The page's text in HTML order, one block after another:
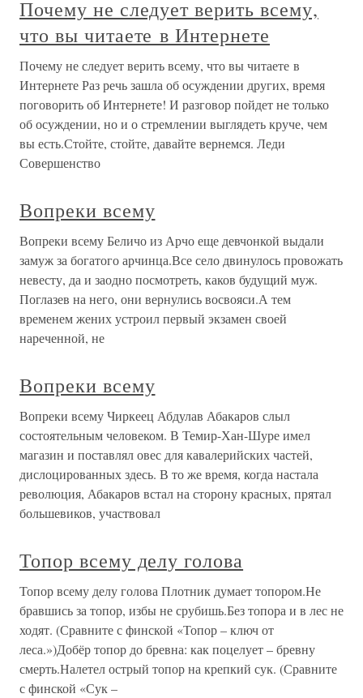
Почему не следует верить всему,
что вы читаете в Интернете
Почему не следует верить всему, что вы читаете в
Интернете Раз речь зашла об осуждении других, время
поговорить об Интернете! И разговор пойдет не только
об осуждении, но и о стремлении выглядеть круче, чем
вы есть.Стойте, стойте, давайте вернемся. Леди
Совершенство
Вопреки всему
Вопреки всему Беличо из Арчо еще девчонкой выдали
замуж за богатого арчинца.Все село двинулось провожать
невесту, да и заодно посмотреть, каков будущий муж.
Поглазев на него, они вернулись восвояси.А тем
временем жених устроил первый экзамен своей
нареченной, не
Вопреки всему
Вопреки всему Чиркеец Абдулав Абакаров слыл
состоятельным человеком. В Темир-Хан-Шуре имел
магазин и поставлял овес для кавалерийских частей,
дислоцированных здесь. В то же время, когда настала
революция, Абакаров встал на сторону красных, прятал
большевиков, участвовал
Топор всему делу голова
Топор всему делу голова Плотник думает топором.Не
бравшись за топор, избы не срубишь.Без топора и в лес не
ходят. (Сравните с финской «Топор – ключ от
леса.»)Добёр топор до бревна: как поцелует – бревну
смерть.Налетел острый топор на крепкий сук. (Сравните
с финской «Сук –